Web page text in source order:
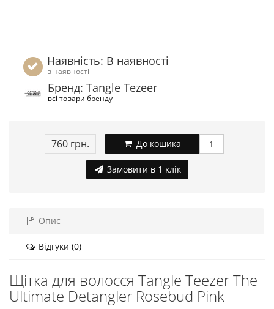
Наявність: В наявності
в наявності
Бренд: Tangle Tezeer
всі товари бренду
760 грн. До кошика
Замовити в 1 клік
Опис
Відгуки (0)
Щітка для волосся Tangle Teezer The
Ultimate Detangler Rosebud Pink